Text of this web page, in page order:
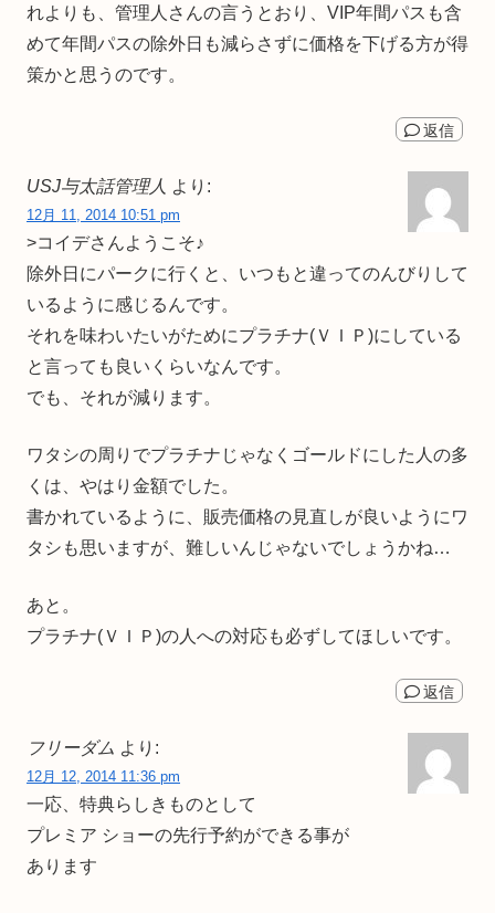
れよりも、管理人さんの言うとおり、VIP年間パスも含
めて年間パスの除外日も減らさずに価格を下げる方が得
策かと思うのです。
返信
USJ与太話管理人 より:
12月 11, 2014 10:51 pm
>コイデさんようこそ♪
除外日にパークに行くと、いつもと違ってのんびりして
いるように感じるんです。
それを味わいたいがためにプラチナ(ＶＩＰ)にしている
と言っても良いくらいなんです。
でも、それが減ります。
ワタシの周りでプラチナじゃなくゴールドにした人の多
くは、やはり金額でした。
書かれているように、販売価格の見直しが良いようにワ
タシも思いますが、難しいんじゃないでしょうかね…
あと。
プラチナ(ＶＩＰ)の人への対応も必ずしてほしいです。
返信
フリーダム より:
12月 12, 2014 11:36 pm
一応、特典らしきものとして
プレミア ショーの先行予約ができる事が
あります